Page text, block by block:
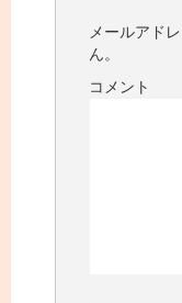
メールアド
ん。
コメント